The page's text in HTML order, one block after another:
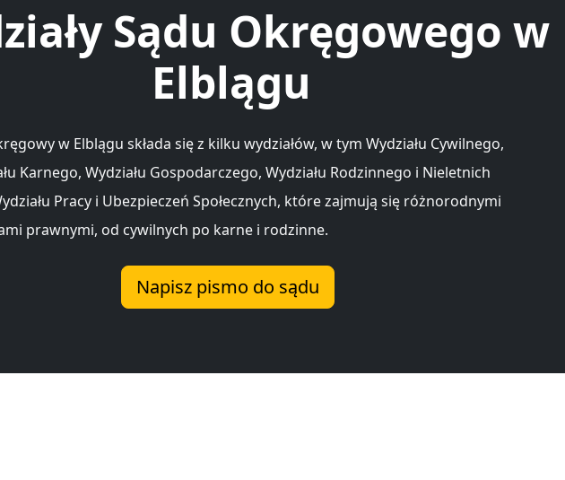
Sądu Okręgowego w
Elblągu
w Elblągu składa się z kilku wydziałów, w tym Wydziału Cywilnego,
Karnego, Wydziału Gospodarczego, Wydziału Rodzinnego i Nieletnich
Pracy i Ubezpieczeń Społecznych, które zajmują się różnorodnymi
prawnymi, od cywilnych po karne i rodzinne.
Napisz pismo do sądu